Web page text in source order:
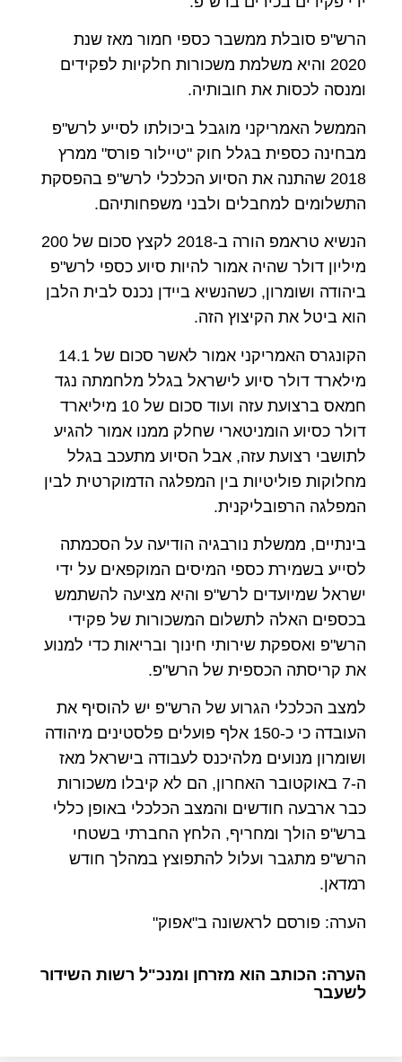
הרש"פ סובלת ממשבר כספי חמור מאז שנת
2020 והיא משלמת משכורות חלקיות לפקידים
ומנסה לכסות את חובותיה.
הממשל האמריקני מוגבל ביכולתו לסייע לרש"פ
מבחינה כספית בגלל חוק "טיילור פורס" ממרץ
2018 שהתנה את הסיוע הכלכלי לרש"פ בהפסקת
התשלומים למחבלים ולבני משפחותיהם.
הנשיא טראמפ הורה ב-2018 לקצץ סכום של 200
מיליון דולר שהיה אמור להיות סיוע כספי לרש"פ
ביהודה ושומרון, כשהנשיא ביידן נכנס לבית הלבן
הוא ביטל את הקיצוץ הזה.
הקונגרס האמריקני אמור לאשר סכום של 14.1
מילארד דולר סיוע לישראל בגלל מלחמתה נגד
חמאס ברצועת עזה ועוד סכום של 10 מיליארד
דולר כסיוע הומניטארי שחלק ממנו אמור להגיע
לתושבי רצועת עזה, אבל הסיוע מתעכב בגלל
מחלוקות פוליטיות בין המפלגה הדמוקרטית לבין
המפלגה הרפובליקנית.
בינתיים, ממשלת נורבגיה הודיעה על הסכמתה
לסייע בשמירת כספי המיסים המוקפאים על ידי
ישראל שמיועדים לרש"פ והיא מציעה להשתמש
בכספים האלה לתשלום המשכורות של פקידי
הרש"פ ואספקת שירותי חינוך ובריאות כדי למנוע
את קריסתה הכספית של הרש"פ.
למצב הכלכלי הגרוע של הרש"פ יש להוסיף את
העובדה כי כ-150 אלף פועלים פלסטינים מיהודה
ושומרון מנועים מלהיכנס לעבודה בישראל מאז
ה-7 באוקטובר האחרון, הם לא קיבלו משכורות
כבר ארבעה חודשים והמצב הכלכלי באופן כללי
ברש"פ הולך ומחריף, הלחץ החברתי בשטחי
הרש"פ מתגבר ועלול להתפוצץ במהלך חודש
רמדאן.
הערה: פורסם לראשונה ב"אפוק"
הערה: הכותב הוא מזרחן ומנכ"ל רשות השידור
לשעבר